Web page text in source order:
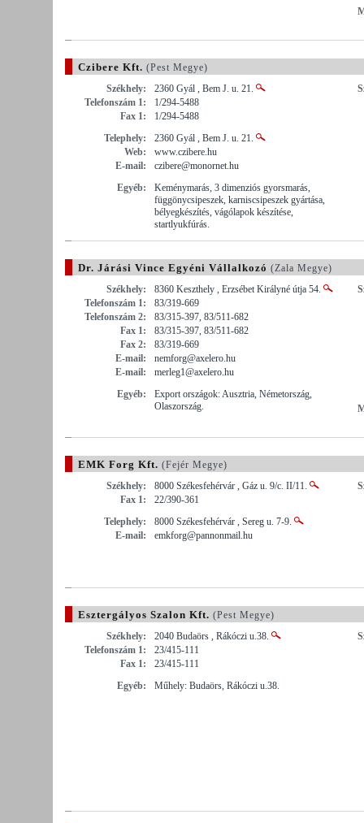
Czibere Kft. (Pest Megye)
Székhely:
2360 Gyál , Bem J. u. 21.
Telefonszám 1:
1/294-5488
Fax 1:
1/294-5488
Telephely:
2360 Gyál , Bem J. u. 21.
Web:
www.czibere.hu
E-mail:
czibere@monornet.hu
Egyéb:
Keménymarás, 3 dimenziós gyorsmarás,
függönycsipeszek, karniscsipeszek gyártása,
bélyegkészítés, vágólapok készítése,
startlyukfúrás.
Dr. Járási Vince Egyéni Vállalkozó (Zala Megye)
Székhely:
8360 Keszthely , Erzsébet Királyné útja 54.
Telefonszám 1:
83/319-669
Telefonszám 2:
83/315-397, 83/511-682
Fax 1:
83/315-397, 83/511-682
Fax 2:
83/319-669
E-mail:
nemforg@axelero.hu
E-mail:
merleg1@axelero.hu
Egyéb:
Export országok: Ausztria, Németország,
Olaszország.
EMK Forg Kft. (Fejér Megye)
Székhely:
8000 Székesfehérvár , Gáz u. 9/c. II/11.
Fax 1:
22/390-361
Telephely:
8000 Székesfehérvár , Sereg u. 7-9.
E-mail:
emkforg@pannonmail.hu
Esztergályos Szalon Kft. (Pest Megye)
Székhely:
2040 Budaörs , Rákóczi u.38.
Telefonszám 1:
23/415-111
Fax 1:
23/415-111
Egyéb:
Műhely: Budaörs, Rákóczi u.38.